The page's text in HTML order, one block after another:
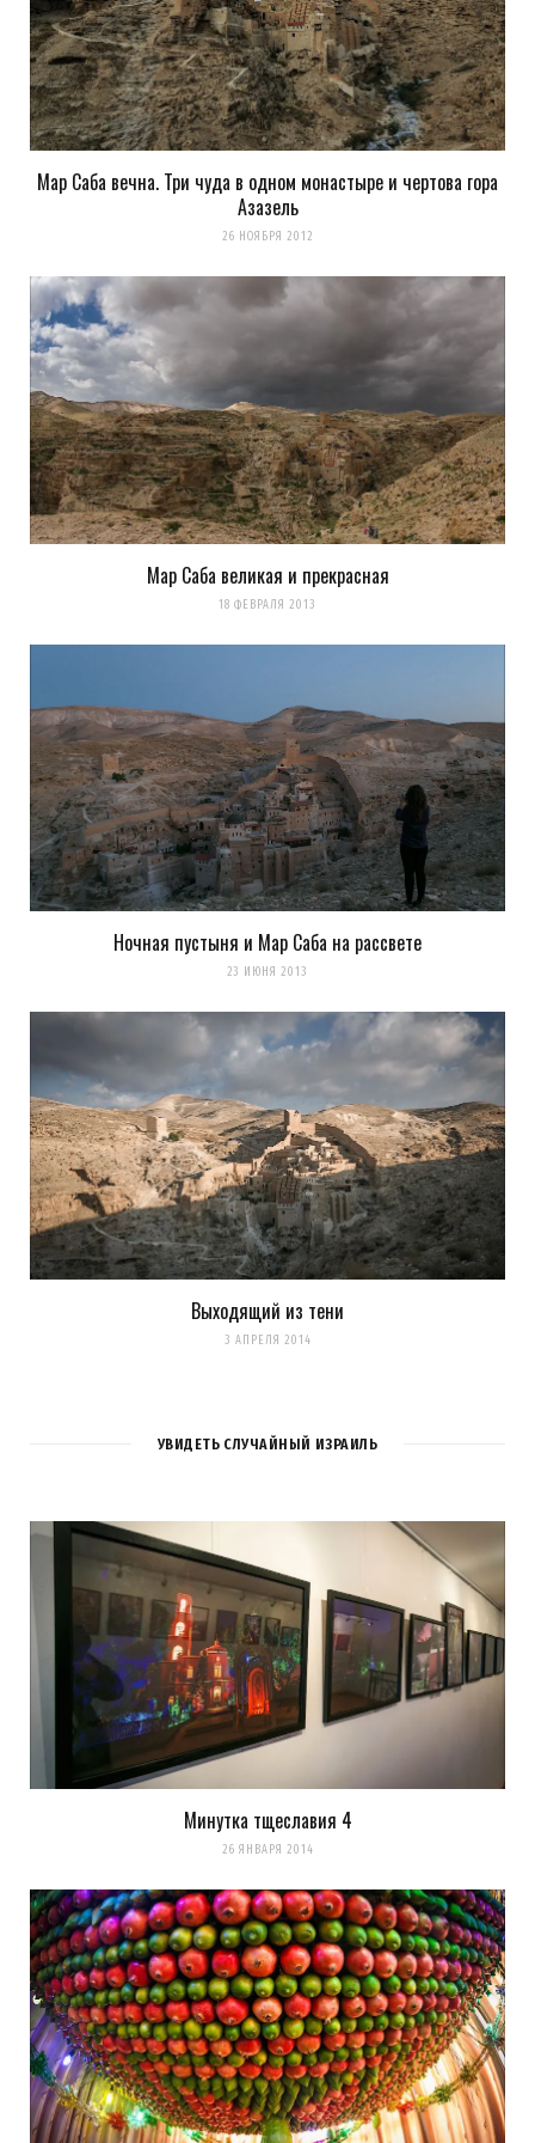
Сохранить моё имя, email и адрес сайта в этом браузере для
последующих моих комментариев.
Уведомить меня о новых комментариях по email.
Уведомлять меня о новых записях почтой.
Оповещать о новых
Мар Саба вечна. Три чуда в одном монастыре и чертова гора
Азазель
26 НОЯБРЯ 2012
Мар Саба великая и прекрасная
18 ФЕВРАЛЯ 2013
Ночная пустыня и Мар Саба на рассвете
23 ИЮНЯ 2013
Выходящий из тени
3 АПРЕЛЯ 2014
УВИДЕТЬ СЛУЧАЙНЫЙ ИЗРАИЛЬ
Минутка тщеславия 4
26 ЯНВАРЯ 2014